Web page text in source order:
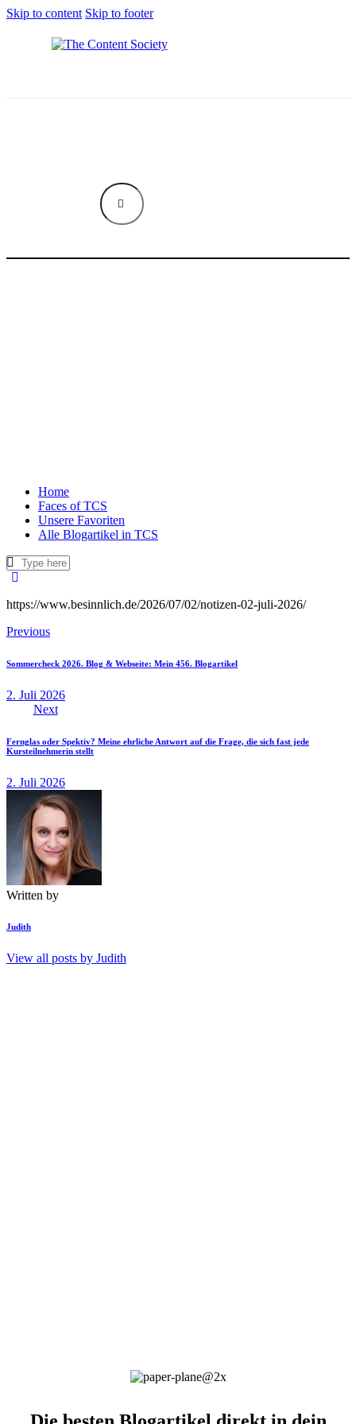
Skip to content Skip to footer
Home
Faces of TCS
Unsere Favoriten
Alle Blogartikel in TCS
https://www.besinnlich.de/2026/07/02/notizen-02-juli-2026/
Beitragsnavigation
Previous
Sommercheck 2026. Blog & Webseite: Mein 456. Blogartikel
2. Juli 2026
Next
Fernglas oder Spektiv? Meine ehrliche Antwort auf die Frage, die sich fast jede
Kursteilnehmerin stellt
2. Juli 2026
Written by
Judith
View all posts by Judith